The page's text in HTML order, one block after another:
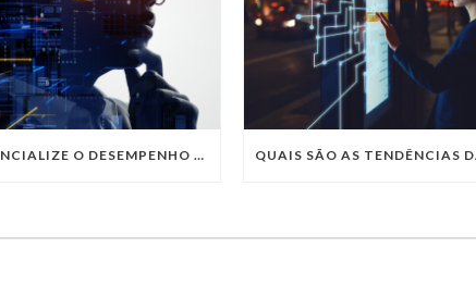
POTENCIALIZE O DESEMPENHO DA SUA EMPRESA COM OS SERVIÇOS DE TI DA VIVO VITA